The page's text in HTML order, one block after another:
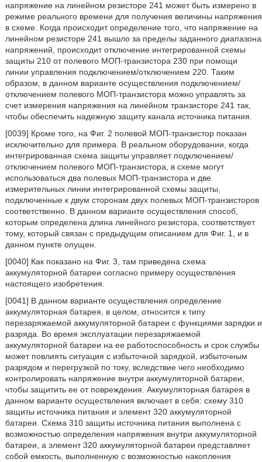
напряжение на линейном резисторе 241 может быть измерено в
режиме реального времени для получения величины напряжения
в схеме. Когда происходит определение того, что напряжение на
линейном резисторе 241 вышло за пределы заданного диапазона
напряжений, происходит отключение интегрированной схемы
защиты 210 от полевого МОП-транзистора 230 при помощи
линии управления подключением/отключением 220. Таким
образом, в данном варианте осуществления подключением/
отключением полевого МОП-транзистора можно управлять за
счет измерения напряжения на линейном транзисторе 241 так,
чтобы обеспечить надежную защиту канала источника питания.
[0039] Кроме того, на Фиг. 2 полевой МОП-транзистор показан
исключительно для примера. В реальном оборудовании, когда
интегрированная схема защиты управляет подключением/
отключением полевого МОП-транзистора, в схеме могут
использоваться два полевых МОП-транзистора и две
измерительных линии интегрированной схемы защиты,
подключенные к двум сторонам двух полевых МОП-транзисторов
соответственно. В данном варианте осуществления способ,
которым определена длина линейного резистора, соответствует
тому, который связан с предыдущим описанием для Фиг. 1, и в
данном пункте опущен.
[0040] Как показано на Фиг. 3, там приведена схема
аккумуляторной батареи согласно примеру осуществления
настоящего изобретения.
[0041] В данном варианте осуществления определение
аккумуляторная батарея, в целом, относится к типу
перезаряжаемой аккумуляторной батареи с функциями зарядки и
разряда. Во время эксплуатации перезаряжаемой
аккумуляторной батареи на ее работоспособность и срок службы
может повлиять ситуация с избыточной зарядкой, избыточным
разрядом и перегрузкой по току, вследствие чего необходимо
контролировать напряжение внутри аккумуляторной батареи,
чтобы защитить ее от повреждения. Аккумуляторная батарея в
данном варианте осуществления включает в себя: схему 310
защиты источника питания и элемент 320 аккумуляторной
батареи. Схема 310 защиты источника питания выполнена с
возможностью определения напряжения внутри аккумуляторной
батареи, а элемент 320 аккумуляторной батареи представляет
собой емкость, выполненную с возможностью накопления